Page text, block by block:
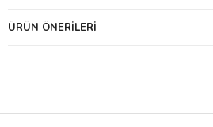
ÜRÜN ÖNERILERI